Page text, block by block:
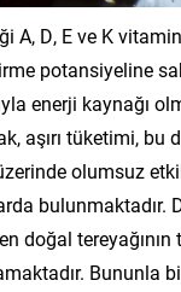
A, D, E ve K
potansiyeline
enerji kaynağı
aşırı tüketimi, bu
olumsuz
bulunmaktadır.
doğal
Bununla